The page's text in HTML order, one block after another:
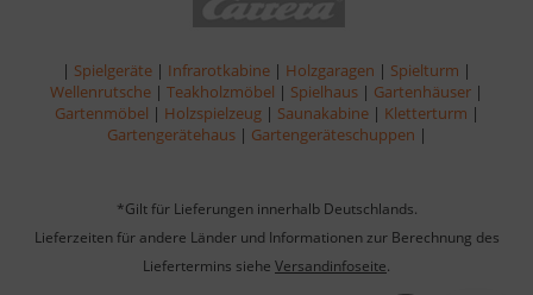
| Spielgeräte | Infrarotkabine | Holzgaragen | Spielturm |
Wellenrutsche | Teakholzmöbel | Spielhaus | Gartenhäuser |
Gartenmöbel | Holzspielzeug | Saunakabine | Kletterturm |
Gartengerätehaus | Gartengeräteschuppen |
*Gilt für Lieferungen innerhalb Deutschlands.
Lieferzeiten für andere Länder und Informationen zur Berechnung des
Liefertermins siehe Versandinfoseite.